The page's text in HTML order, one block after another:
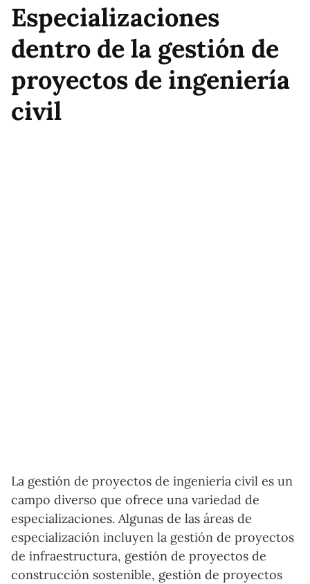
Especializaciones
dentro de la gestión de
proyectos de ingeniería
civil
La gestión de proyectos de ingeniería civil es un
campo diverso que ofrece una variedad de
especializaciones. Algunas de las áreas de
especialización incluyen la gestión de proyectos
de infraestructura, gestión de proyectos de
construcción sostenible, gestión de proyectos